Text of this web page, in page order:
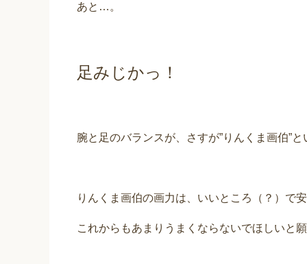
あと…。
足みじかっ！
腕と足のバランスが、さすが”りんくま画伯”と
りんくま画伯の画力は、いいところ（？）で
これからもあまりうまくならないでほしいと